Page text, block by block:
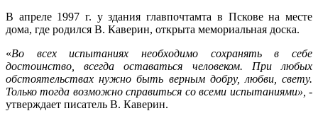
В апреле 1997 г. у здания главпочтамта в Пскове на месте
дома, где родился В. Каверин, открыта мемориальная доска.
«Во всех испытаниях необходимо сохранять в себе
достоинство, всегда оставаться человеком. При любых
обстоятельствах нужно быть верным добру, любви, свету.
Только тогда возможно справиться со всеми испытаниями», -
утверждает писатель В. Каверин.